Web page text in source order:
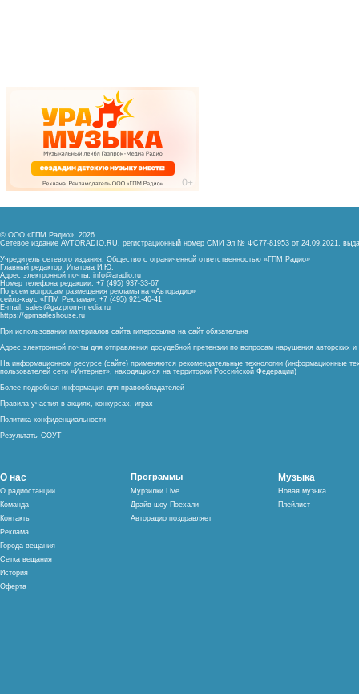
© ООО «ГПМ Радио», 2026
Сетевое издание AVTORADIO.RU, регистрационный номер СМИ Эл № ФС77-81953 от 24.09.2021,
Учредитель сетевого издания: Общество с ограниченной ответственностью «ГПМ Радио»
Главный редактор: Ипатова И.Ю.
Адрес электронной почты: info@aradio.ru
Номер телефона редакции: +7 (495) 937-33-67
По всем вопросам размещения рекламы на «Авторадио»
сейлз-хаус «ГПМ Реклама»: +7 (495) 921-40-41
E-mail: sales@gazprom-media.ru
https://gpmsaleshouse.ru
При использовании материалов сайта гиперссылка на сайт обязательна
Адрес электронной почты для отправления досудебной претензии по вопросам нарушения авторских
На информационном ресурсе (сайте) применяются рекомендательные технологии (информационные
пользователей сети «Интернет», находящихся на территории Российской Федерации)
Более подробная информация для правообладателей
Правила участия в акциях, конкурсах, играх
Политика конфиденциальности
Результаты СОУТ
О нас
О радиостанции
Команда
Контакты
Реклама
Города вещания
Сетка вещания
История
Оферта
Программы
Мурзилки Live
Драйв-шоу Поехали
Авторадио поздравляет
Музыка
Новая музыка
Плейлист